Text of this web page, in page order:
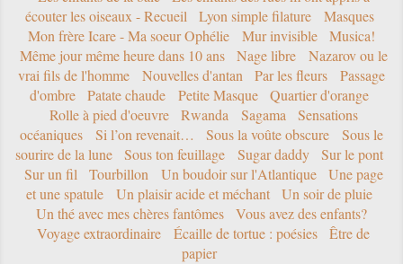
écouter les oiseaux - Recueil
Lyon simple filature
Masques
Mon frère Icare - Ma soeur Ophélie
Mur invisible
Musica!
Même jour même heure dans 10 ans
Nage libre
Nazarov ou le
vrai fils de l'homme
Nouvelles d'antan Par les fleurs
Passage
d'ombre
Patate chaude Petite Masque
Quartier d'orange
Rolle à pied d'oeuvre
Rwanda Sagama
Sensations
océaniques
Si l’on revenait… Sous la voûte obscure
Sous le
sourire de la lune
Sous ton feuillage Sugar daddy
Sur le pont
Sur un fil
Tourbillon Un boudoir sur l'Atlantique
Une page
et une spatule
Un plaisir acide et méchant
Un soir de pluie
Un thé avec mes chères fantômes
Vous avez des enfants?
Voyage extraordinaire
Écaille de tortue : poésies
Être de
papier